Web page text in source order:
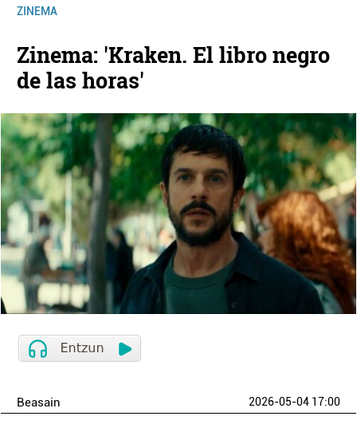
ZINEMA
Zinema: 'Kraken. El libro negro
de las horas'
Beasain 2026-05-04 17:00